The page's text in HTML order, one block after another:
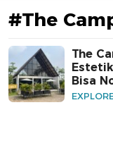
#The
The
Bisa